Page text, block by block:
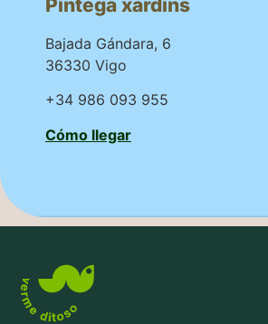
Píntega xardíns
Bajada Gándara, 6
36330 Vigo
+34 986 093 955
Cómo llegar